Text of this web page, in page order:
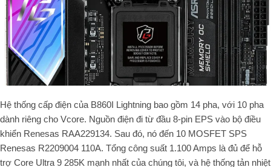
Hệ thống cấp điện của B860I Lightning bao gồm 14 pha, với 10 pha
dành riêng cho Vcore. Nguồn điện đi từ đầu 8-pin EPS vào bộ điều
khiển Renesas RAA229134. Sau đó, nó đến 10 MOSFET SPS
Renesas R2209004 110A. Tổng công suất 1.100 Amps là đủ để hỗ
trợ Core Ultra 9 285K mạnh nhất của chúng tôi, và hệ thống tản nhiệt